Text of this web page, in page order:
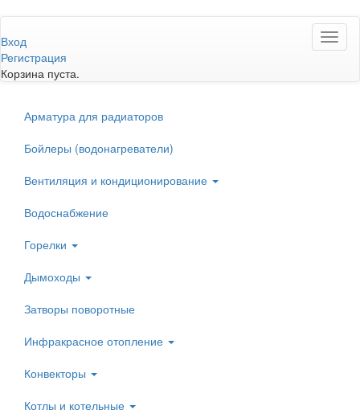
к
основному
содержанию
Вход
Регистрация
Корзина пуста.
Арматура для радиаторов
Бойлеры (водонагреватели)
Вентиляция и кондиционирование
Водоснабжение
Горелки
Дымоходы
Затворы поворотные
Инфракрасное отопление
Конвекторы
Котлы и котельные